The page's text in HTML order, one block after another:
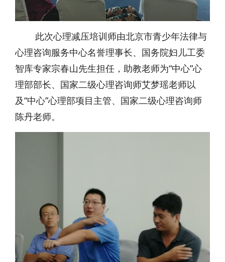
此次心理减压培训师由北京市青少年法律与
心理咨询服务中心名誉理事长、国务院妇儿工委
智库专家宗春山先生担任，助教老师为“中心”心
理部部长、国家二级心理咨询师艾梦瑶老师以
及“中心”心理部项目主管、国家二级心理咨询师
陈丹老师。